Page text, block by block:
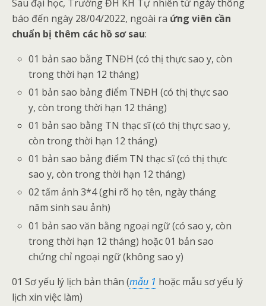
Sau đại học, Trường ĐH KH Tự nhiên từ ngày thông
báo đến ngày 28/04/2022, ngoài ra ứng viên cần
chuẩn bị thêm các hồ sơ sau:
01 bản sao bằng TNĐH (có thị thực sao y, còn
trong thời hạn 12 tháng)
01 bản sao bảng điểm TNĐH (có thị thực sao
y, còn trong thời hạn 12 tháng)
01 bản sao bằng TN thạc sĩ (có thị thực sao y,
còn trong thời hạn 12 tháng)
01 bản sao bảng điểm TN thạc sĩ (có thị thực
sao y, còn trong thời hạn 12 tháng)
02 tấm ảnh 3*4 (ghi rõ họ tên, ngày tháng
năm sinh sau ảnh)
01 bản sao văn bằng ngoại ngữ (có sao y, còn
trong thời hạn 12 tháng) hoặc 01 bản sao
chứng chỉ ngoại ngữ (không sao y)
01 Sơ yếu lý lịch bản thân (mẫu 1 hoặc mẫu sơ yếu lý
lịch xin việc làm)